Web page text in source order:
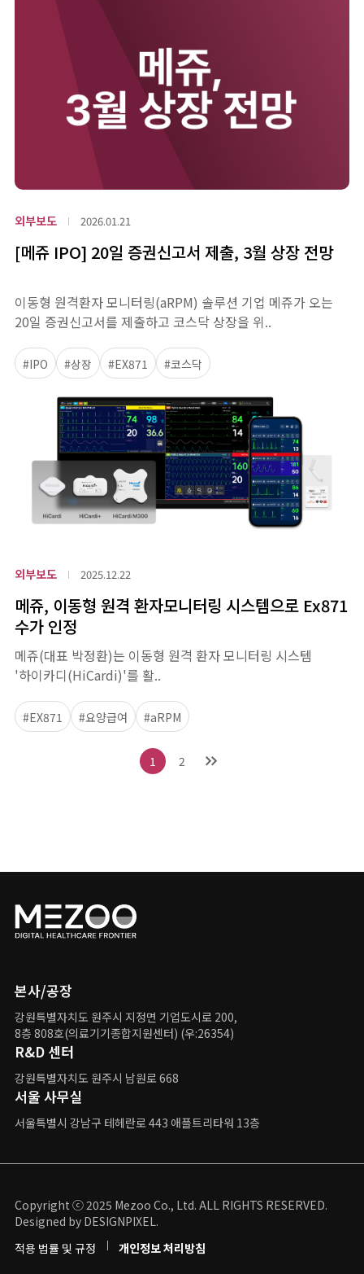
외부보도 2026.01.21
[메쥬 IPO] 20일 증권신고서 제출, 3월 상장 전망
이동형 원격환자 모니터링(aRPM) 솔루션 기업 메쥬가 오는
20일 증권신고서를 제출하고 코스닥 상장을 위..
#IPO #상장 #EX871 #코스닥
외부보도 2025.12.22
메쥬, 이동형 원격 환자모니터링 시스템으로 Ex871
수가 인정
메쥬(대표 박정환)는 이동형 원격 환자 모니터링 시스템
'하이카디(HiCardi)'를 활..
#EX871 #요양급여 #aRPM
1 2
본사/공장
강원특별자치도 원주시 지정면 기업도시로 200,
8층 808호(의료기기종합지원센터) (우:26354)
R&D 센터
강원특별자치도 원주시 남원로 668
서울 사무실
서울특별시 강남구 테헤란로 443 애플트리타워 13층
Copyright ⓒ 2025 Mezoo Co., Ltd. ALL RIGHTS RESERVED.
Designed by DESIGNPIXEL.
적용 법률 및 규정
개인정보 처리방침